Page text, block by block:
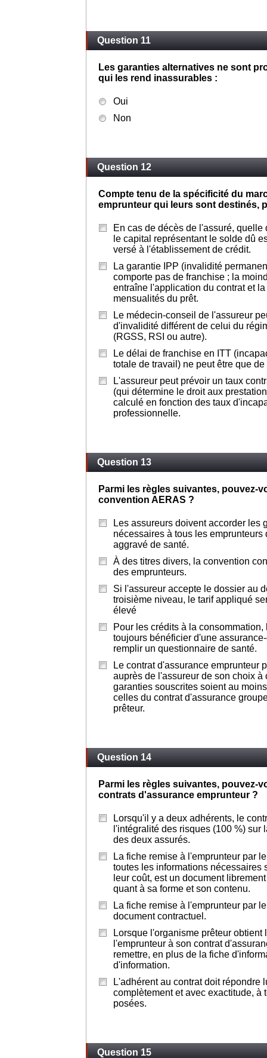
Question 11
Les garanties alternatives ne sont
qui les rend inassurables :
Oui
Non
Question 12
Compte tenu de la spécificité du
emprunteur qui leurs sont destinés,
En cas de décès de l'assuré, quelle
le capital représentant le solde dû
versé à l'établissement de crédit.
La garantie IPP (invalidité
comporte pas de franchise ; la
entraîne l'application du contrat et
mensualités du prêt.
Le médecin-conseil de l'assureur
d'invalidité différent de celui du
(RGSS, RSI ou autre).
Le délai de franchise en ITT
totale de travail) ne peut être que
L'assureur peut prévoir un taux
(qui détermine le droit aux
calculé en fonction des taux
professionnelle.
Question 13
Parmi les règles suivantes, pouvez-
convention AERAS ?
Les assureurs doivent accorder les
nécessaires à tous les emprunteurs
aggravé de santé.
À des titres divers, la convention
des emprunteurs.
Si l'assureur accepte le dossier au
troisième niveau, le tarif appliqué
élevé
Pour les crédits à la consommation,
toujours bénéficier d'une
remplir un questionnaire de santé.
Le contrat d'assurance emprunteur
auprès de l'assureur de son choix à
garanties souscrites soient au
celles du contrat d'assurance
prêteur.
Question 14
Parmi les règles suivantes, pouvez-
contrats d'assurance emprunteur ?
Lorsqu'il y a deux adhérents, le
l'intégralité des risques (100 %) sur
des deux assurés.
La fiche remise à l'emprunteur par
toutes les informations nécessaires
leur coût, est un document
quant à sa forme et son contenu.
La fiche remise à l'emprunteur par
document contractuel.
Lorsque l'organisme prêteur obtient
l'emprunteur à son contrat
remettre, en plus de la fiche
d'information.
L'adhérent au contrat doit répondre
complètement et avec exactitude, à
posées.
Question 15